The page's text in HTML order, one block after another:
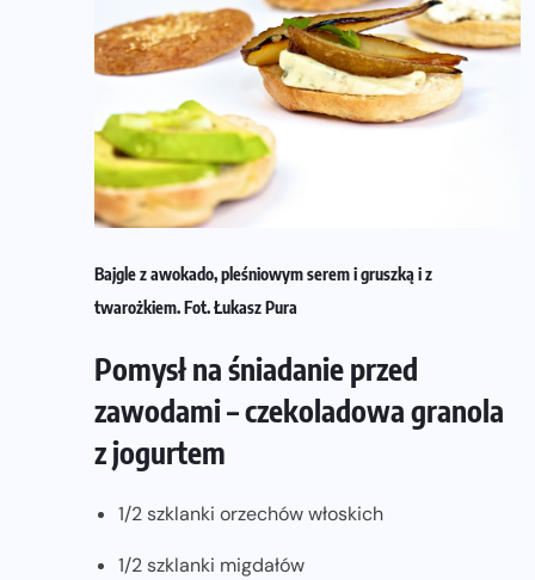
Bajgle z awokado, pleśniowym serem i gruszką i z
twarożkiem. Fot. Łukasz Pura
Pomysł na śniadanie przed
zawodami – czekoladowa granola
z jogurtem
1/2 szklanki orzechów włoskich
1/2 szklanki migdałów